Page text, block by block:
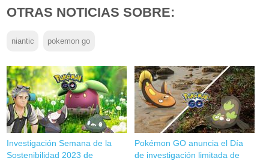
OTRAS NOTICIAS SOBRE:
niantic pokemon go
Investigación Semana de la
Sostenibilidad 2023 de
Pokémon GO anuncia el Día
de investigación limitada de